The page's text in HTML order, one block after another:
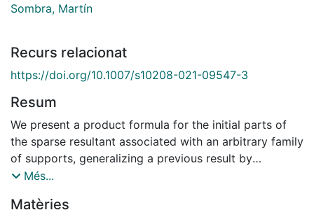
Sombra, Martín
Recurs relacionat
https://doi.org/10.1007/s10208-021-09547-3
Resum
We present a product formula for the initial parts of
the sparse resultant associated with an arbitrary family
of supports, generalizing a previous result by
Sturmfels. This allows to compute the homogeneities
at systems of Laurent polynomials with smaller
Més...
Matèries